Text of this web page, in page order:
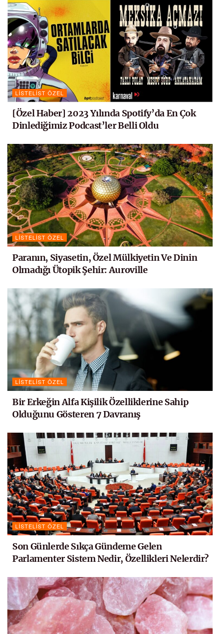
LISTELIST ÖZEL
[Özel Haber] 2023 Yılında Spotify’da En Çok
Dinlediğimiz Podcast’ler Belli Oldu
LISTELIST ÖZEL
Paranın, Siyasetin, Özel Mülkiyetin Ve Dinin
Olmadığı Ütopik Şehir: Auroville
LISTELIST ÖZEL
Bir Erkeğin Alfa Kişilik Özelliklerine Sahip
Olduğunu Gösteren 7 Davranış
LISTELIST ÖZEL
Son Günlerde Sıkça Gündeme Gelen
Parlamenter Sistem Nedir, Özellikleri Nelerdir?